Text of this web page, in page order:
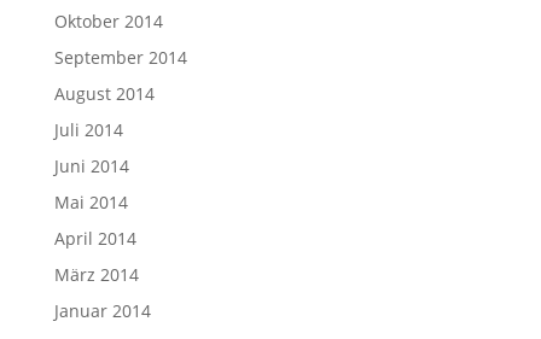
Oktober 2014
September 2014
August 2014
Juli 2014
Juni 2014
Mai 2014
April 2014
März 2014
Januar 2014